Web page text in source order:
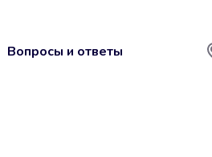
Вопросы и ответы